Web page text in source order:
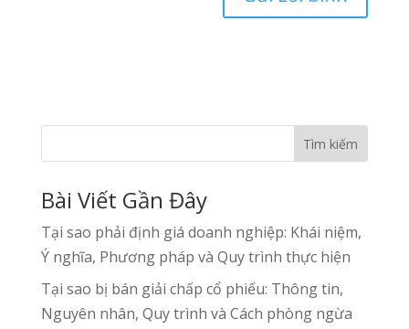
Tìm kiếm
Bài Viết Gần Đây
Tại sao phải định giá doanh nghiệp: Khái niệm,
Ý nghĩa, Phương pháp và Quy trình thực hiện
Tại sao bị bán giải chấp cổ phiếu: Thông tin,
Nguyên nhân, Quy trình và Cách phòng ngừa